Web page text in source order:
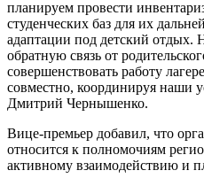
планируем провести
студенческих баз для их
адаптации под детский отдых.
обратную связь от
совершенствовать работу
совместно, координируя наши
Дмитрий Чернышенко.
Вице-премьер добавил, что
относится к полномочиям
активному взаимодействию и